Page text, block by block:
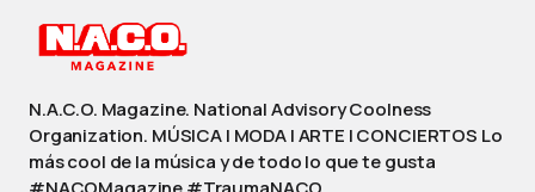
N.A.C.O. Magazine. National Advisory Coolness
Organization. MÚSICA | MODA | ARTE | CONCIERTOS Lo
más cool de la música y de todo lo que te gusta